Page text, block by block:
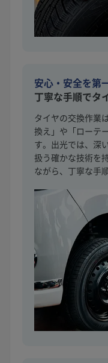
安心・安全を第
丁寧な手順でタ
タイヤの交換作業
換え」や「ローテ
す。出光では、深
扱う確かな技術を
ながら、丁寧な手